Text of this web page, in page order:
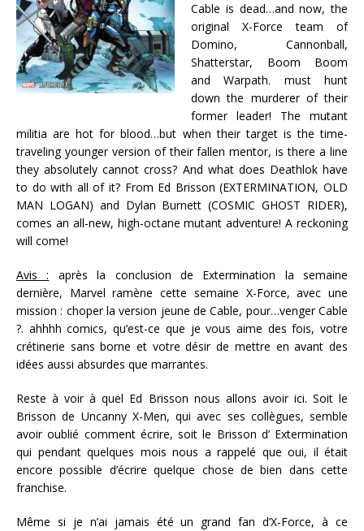
Cable is dead…and now, the
original X-Force team of
Domino, Cannonball,
Shatterstar, Boom Boom
and Warpath. must hunt
down the murderer of their
former leader! The mutant
militia are hot for blood…but when their target is the time-
traveling younger version of their fallen mentor, is there a line
they absolutely cannot cross? And what does Deathlok have
to do with all of it? From Ed Brisson (EXTERMINATION, OLD
MAN LOGAN) and Dylan Burnett (COSMIC GHOST RIDER),
comes an all-new, high-octane mutant adventure! A reckoning
will come!
Avis : après la conclusion de Extermination la semaine
dernière, Marvel ramène cette semaine X-Force, avec une
mission : choper la version jeune de Cable, pour…venger Cable
?. ahhhh comics, qu’est-ce que je vous aime des fois, votre
crétinerie sans borne et votre désir de mettre en avant des
idées aussi absurdes que marrantes.
Reste à voir à quel Ed Brisson nous allons avoir ici. Soit le
Brisson de Uncanny X-Men, qui avec ses collègues, semble
avoir oublié comment écrire, soit le Brisson d’ Extermination
qui pendant quelques mois nous a rappelé que oui, il était
encore possible d’écrire quelque chose de bien dans cette
franchise.
Même si je n’ai jamais été un grand fan d’X-Force, à ce